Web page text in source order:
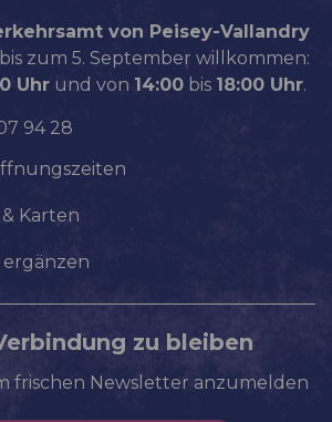
von Peisey-Vallandry
zum 5. September willkommen:
Uhr und von 14:00 bis 18:00 Uhr.
94 28
Karten
ergänzen
zu bleiben
frischen Newsletter anzumelden